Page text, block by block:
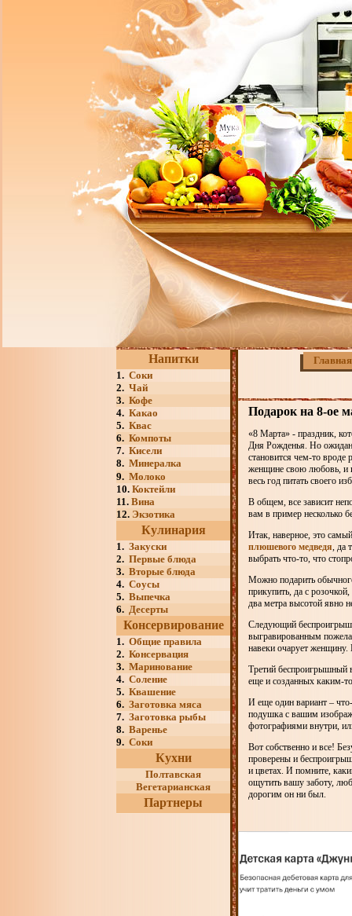
Напитки
1. Соки
2. Чай
3. Кофе
4. Какао
5. Квас
6. Компоты
7. Кисели
8. Минералка
9. Молоко
10. Коктейли
11. Вина
12. Экзотика
Кулинария
1. Закуски
2. Первые блюда
3. Вторые блюда
4. Соусы
5. Выпечка
6. Десерты
Консервирование
1. Общие правила
2. Консервация
3. Маринование
4. Соление
5. Квашение
6. Заготовка мяса
7. Заготовка рыбы
8. Варенье
9. Соки
Кухни
Полтавская
Вегетарианская
Партнеры
Главная
Подарок на 8-ое
«8 Марта» - праздник,
Дня Рожденья. Но
становится чем-то
женщине свою любовь, и
весь год питать своего
В общем, все зависит
вам в пример несколько
Итак, наверное, это
плюшевого медведя, да
выбрать что-то, что
Можно подарить
прикупить, да с
два метра высотой явно
Следующий
выгравированным
навеки очарует женщину.
Третий беспроигрышный
еще и созданных каким-
И еще один вариант –
подушка с вашим
фотографиями внутри,
Вот собственно и все!
проверены и
и цветах. И помните,
ощутить вашу заботу,
дорогим он ни был.